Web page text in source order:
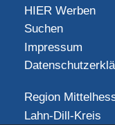
HIER Werben
Suchen
Impressum
Region
Lahn-Dill-Kreis